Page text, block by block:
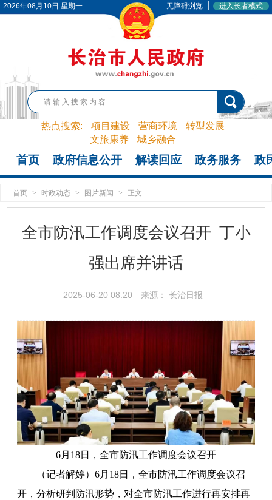
2026年08月10日 星期一 无障碍浏览 进入长者模式
热点搜索: 项目建设 营商环境
转型发展
文旅康养
城乡融合
首页 政府信息公开 解读回应 政务服务 政
首页 > 时政动态 > 图片新闻 > 正文
全市防汛工作调度会议召开 丁小
强出席并讲话
2025-06-20 08:20 来源： 长治日报
6月18日，全市防汛工作调度会议召开
（记者解婷）6月18日，全市防汛工作调度会议召
开，分析研判防汛形势，对全市防汛工作进行再安排再